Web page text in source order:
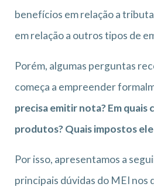
benefícios em relação a
em relação a outros tipos de
Porém, algumas perguntas
começa a empreender
precisa emitir nota? Em quais
produtos? Quais impostos ele
Por isso, apresentamos a
principais dúvidas do MEI nos